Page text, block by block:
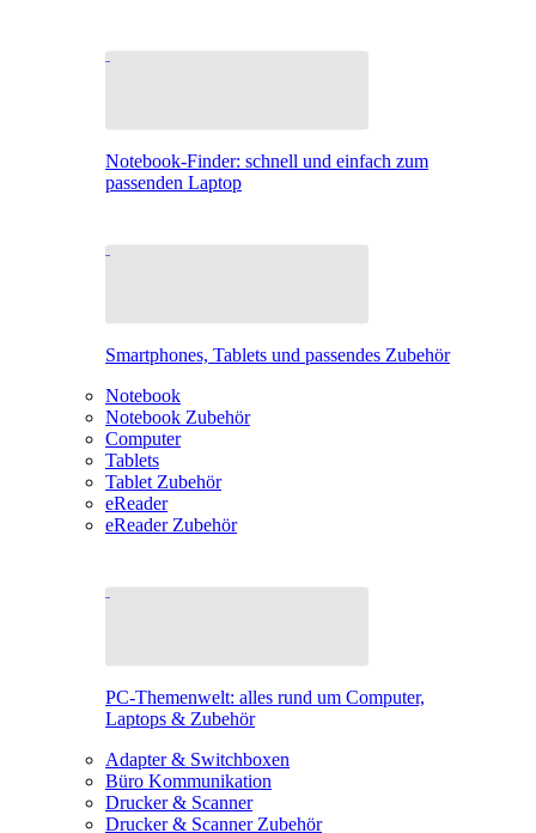
Notebook-Finder: schnell und einfach zum
passenden Laptop
Smartphones, Tablets und passendes Zubehör
Notebook
Notebook Zubehör
Computer
Tablets
Tablet Zubehör
eReader
eReader Zubehör
PC-Themenwelt: alles rund um Computer,
Laptops & Zubehör
Adapter & Switchboxen
Büro Kommunikation
Drucker & Scanner
Drucker & Scanner Zubehör